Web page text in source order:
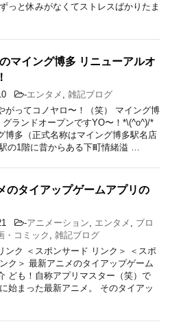
っと休みがなくてストレスばかりたま
マイング博多 リニューアルオ
-エンタメ
雑記ブログ
がってコノヤロ〜！（笑） マイング博
グランドオープンですYO〜！*\(^o^)/*
博多（正式名称はマイング博多駅名店
の1階に昔からある下町情緒溢 …
のタイアップゲームアプリの
-アニメーション エンタメ
ブロ
・コミック
雑記ブログ
ンク ＜スポンサード リンク＞ ＜スポ
ク＞ 最新アニメのタイアップゲーム
ども！自称アプリマスター（笑）で
始まった最新アニメ。 そのタイアッ